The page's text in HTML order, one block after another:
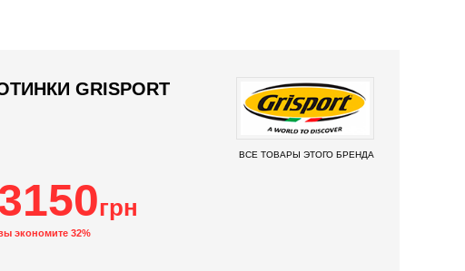
GRISPORT
ВСЕ ТОВАРЫ ЭТОГО БРЕНДА
грн
экономите 32%